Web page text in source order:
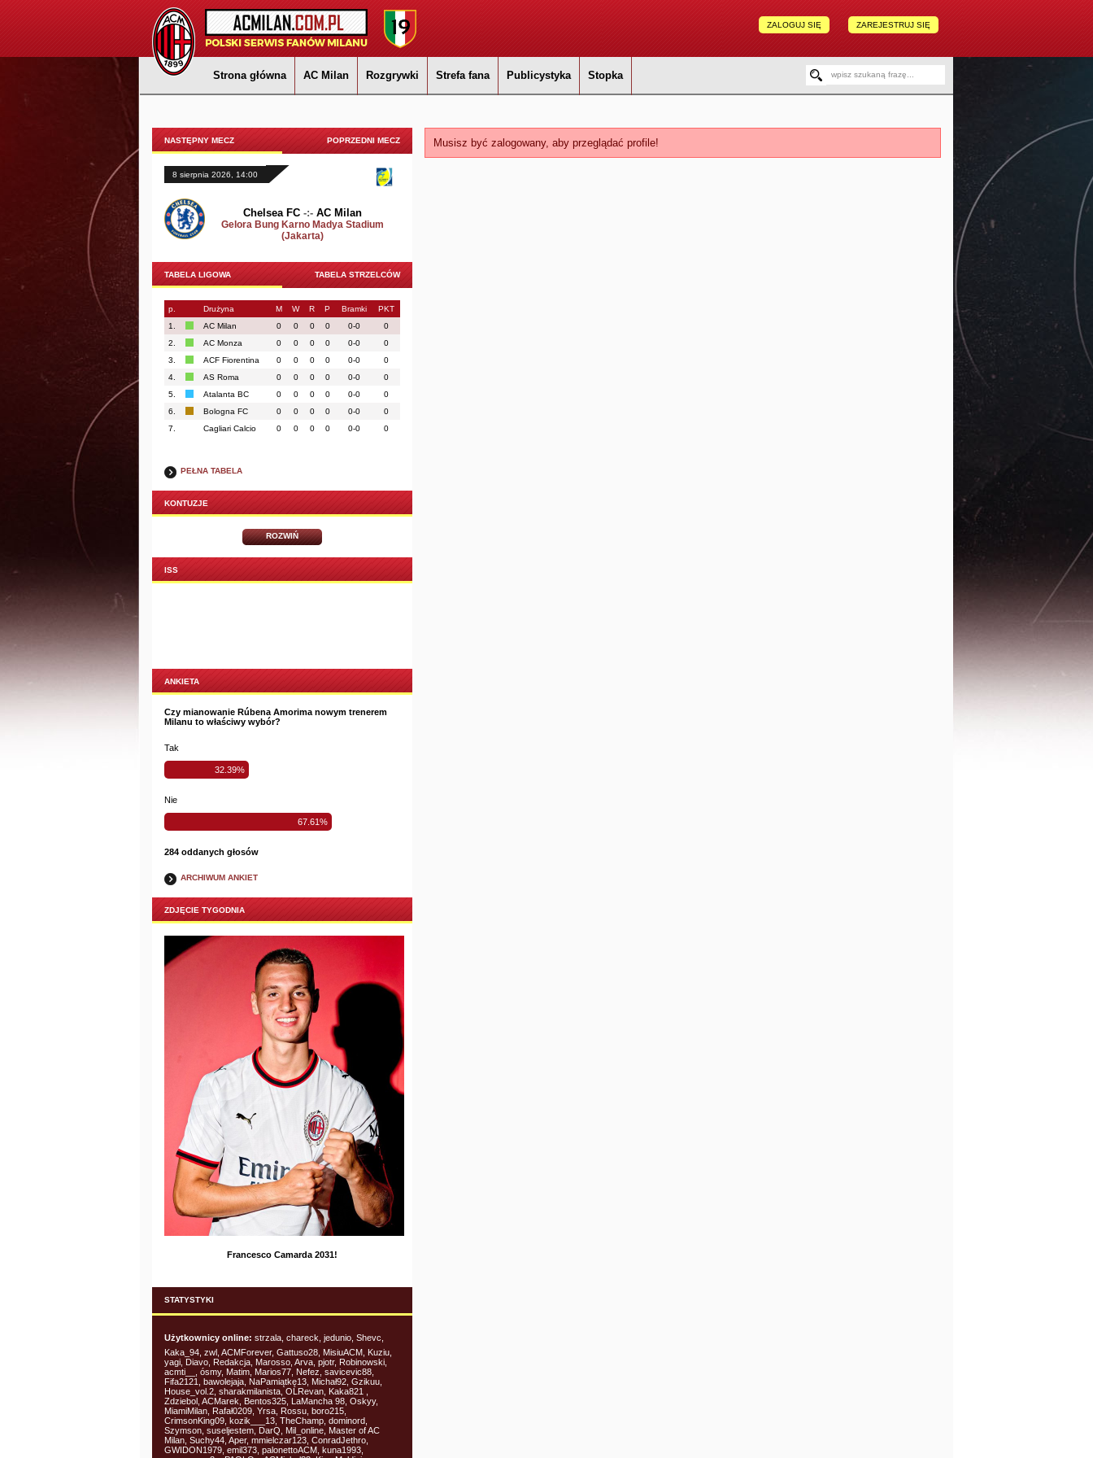
ZAREJESTRUJ SIĘ
ZALOGUJ SIĘ
Strona główna AC Milan Rozgrywki Strefa fana Publicystyka Stopka
NASTĘPNY MECZ POPRZEDNI MECZ
8 sierpnia 2026, 14:00
Chelsea FC -:- AC Milan
Gelora Bung Karno Madya Stadium
(Jakarta)
TABELA LIGOWA TABELA STRZELCÓW
p. Drużyna M W R P Bramki
PKT
1.
AC Milan 0 0 0 0 0-0
0
2.
AC Monza 0 0 0 0 0-0
0
3.
ACF Fiorentina 0 0 0 0 0-0
0
4.
AS Roma 0 0 0 0 0-0
0
5.
Atalanta BC 0 0 0 0 0-0
0
6.
Bologna FC 0 0 0 0 0-0
0
7.
Cagliari Calcio 0 0 0 0 0-0 0
PEŁNA TABELA
KONTUZJE
ROZWIŃ
ISS
ANKIETA
Czy mianowanie Rúbena Amorima nowym trenerem
Milanu to właściwy wybór?
Tak
32.39%
Nie
67.61%
284 oddanych głosów
ARCHIWUM ANKIET
ZDJĘCIE TYGODNIA
Francesco Camarda 2031!
STATYSTYKI
Użytkownicy online: strzala, chareck, jedunio, Shevc,
Kaka_94, zwl, ACMForever, Gattuso28, MisiuACM, Kuziu,
yagi, Diavo, Redakcja, Marosso, Arva, pjotr, Robinowski,
acmti__, ósmy, Matim, Marios77, Nefez, savicevic88,
Fifa2121, bawolejaja, NaPamiątkę13, Michał92, Gzikuu,
House_vol.2, sharakmilanista, OLRevan, Kaka821 ,
Zdziebol, ACMarek, Bentos325, LaMancha 98, Oskyy,
MiamiMilan, Rafał0209, Yrsa, Rossu, boro215,
CrimsonKing09, kozik___13, TheChamp, dominord,
Szymson, suseljestem, DarQ, Mil_online, Master of AC
Milan, Suchy44, Aper, mmielczar123, ConradJethro,
GWIDON1979, emil373, palonettoACM, kuna1993,
Musisz być zalogowany, aby przeglądać profile!